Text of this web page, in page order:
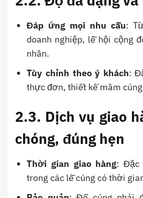
Đáp ứng mọi nhu cầu:
doanh nghiệp, lễ hội cộng
nhân.
Tùy chỉnh theo ý khách:
thực đơn, thiết kế mâm
2.3. Dịch vụ giao
chóng, đúng hẹn
Thời gian giao hàng: Đặc
trong các lễ cúng có thời